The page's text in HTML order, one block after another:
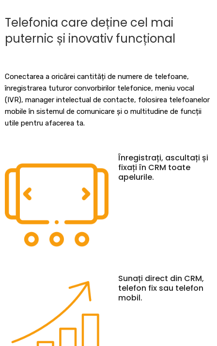
Telefonia care deține cel mai
puternic și inovativ funcțional
Conectarea a oricărei cantități de numere de telefoane,
înregistrarea tuturor convorbirilor telefonice, meniu vocal
(IVR), manager intelectual de contacte, folosirea telefoanelor
mobile în sistemul de comunicare și o multitudine de funcții
utile pentru afacerea ta.
Înregistrați, ascultați și
fixați în CRM toate
apelurile.
Sunați direct din CRM,
telefon fix sau telefon
mobil.